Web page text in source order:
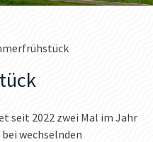
seit 2022 zwei Mal im Jahr
wechselnden